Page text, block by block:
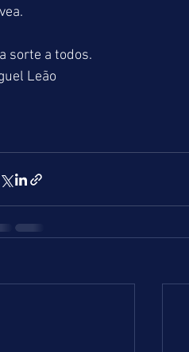
sorte a todos.
Leão